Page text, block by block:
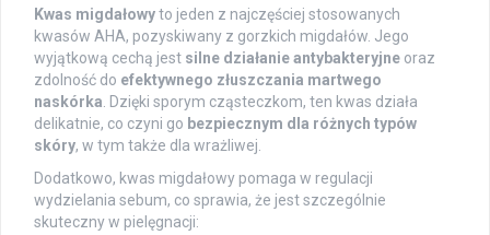
Kwas migdałowyto jeden z najczęściej stosowanych
kwasów AHA, pozyskiwany z gorzkich migdałów. Jego
wyjątkową cechą jest silne działanie antybakteryjne oraz
zdolność do efektywnego złuszczania martwego
naskórka. Dzięki sporym cząsteczkom, ten kwas działa
delikatnie, co czyni go bezpiecznym dla różnych typów
skóry, w tym także dla wrażliwej.
Dodatkowo, kwas migdałowy pomaga w regulacji
wydzielania sebum, co sprawia, że jest szczególnie
skuteczny w pielęgnacji: